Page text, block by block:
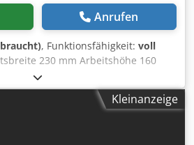
Anrufen
, Funktionsfähigkeit: voll
230 mm Arbeitshöhe 160
5 Anordnung der Spindeln: 1.
Hzv Tebjrf 2. Rechte 11 kW 3.
kW 5. Untere 7,5 kW
min Spindeldurchmesser 50 mm 3
Vorschubgeschwindigkeit
Kleinanzeige